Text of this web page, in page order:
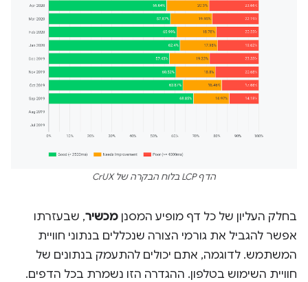
הדף LCP בלוח הבקרה של CrUX
בחלק העליון של כל דף מופיע המסנן מכשיר, שבעזרתו
אפשר להגביל את גורמי הצורה שנכללים בנתוני חוויית
המשתמש. לדוגמה, אתם יכולים להתעמק בנתונים של
חוויית השימוש בטלפון. ההגדרה הזו נשמרת בכל הדפים.